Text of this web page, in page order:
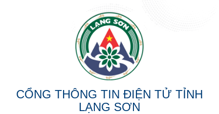
CỔNG THÔNG TIN ĐIỆN TỬ TỈNH
LẠNG SƠN